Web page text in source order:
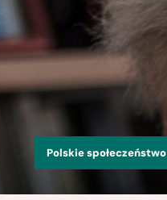
Polskie społeczeństwo